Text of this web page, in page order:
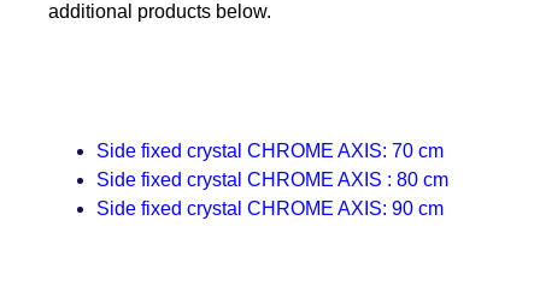
additional products below.
Side fixed crystal CHROME AXIS: 70 cm
Side fixed crystal CHROME AXIS : 80 cm
Side fixed crystal CHROME AXIS: 90 cm